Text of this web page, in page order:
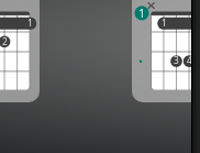
.
[Fm]
2
1
1 1
3 4
1
1